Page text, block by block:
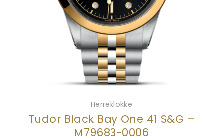
Herreklokke
Tudor Black Bay One 41 S&G –
M79683-0006